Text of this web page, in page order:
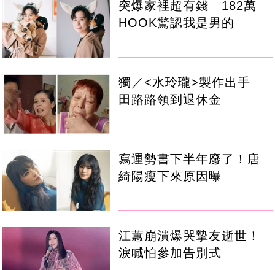
突爆家裡超有錢 182萬
HOOK驚認我是男的
獨／<水玲瓏>製作出手
田路路領到退休金
寫運勢書下半年廢了！唐
綺陽瘦下來原因曝
江蕙崩潰爆哭摯友逝世！
淚喊怕參加告別式